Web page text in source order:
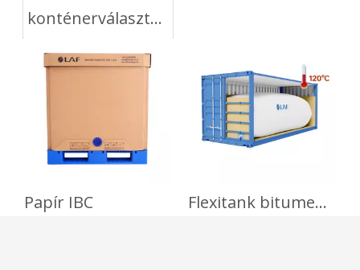
konténerválasztási
Papír IBC Flexitank bitumenhez